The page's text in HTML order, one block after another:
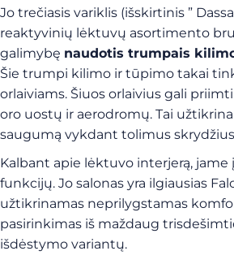
Jo trečiasis variklis (išskirtinis ”
reaktyvinių lėktuvų asortimento
galimybę naudotis trumpais
Šie trumpi kilimo ir tūpimo takai
orlaiviams. Šiuos orlaivius gali
oro uostų ir aerodromų. Tai
saugumą vykdant tolimus
Kalbant apie lėktuvo interjerą,
funkcijų. Jo salonas yra ilgiausias
užtikrinamas neprilygstamas
pasirinkimas iš maždaug
išdėstymo variantų.